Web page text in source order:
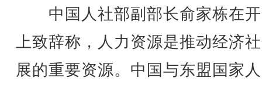
中国人社部副部长俞家栋在
上致辞称，人力资源是推动经济
展的重要资源。中国与东盟国家